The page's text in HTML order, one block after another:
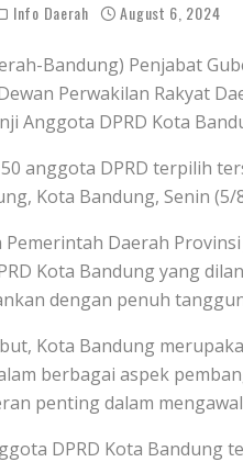
Info Daerah August 6, 2024
Bandung) Penjabat
Perwakilan Rakyat
Anggota DPRD Kota
anggota DPRD terpilih
Kota Bandung, Senin (5/
Pemerintah Daerah
Kota Bandung yang
dengan penuh
Kota Bandung
berbagai aspek
penting dalam
DPRD Kota Bandung